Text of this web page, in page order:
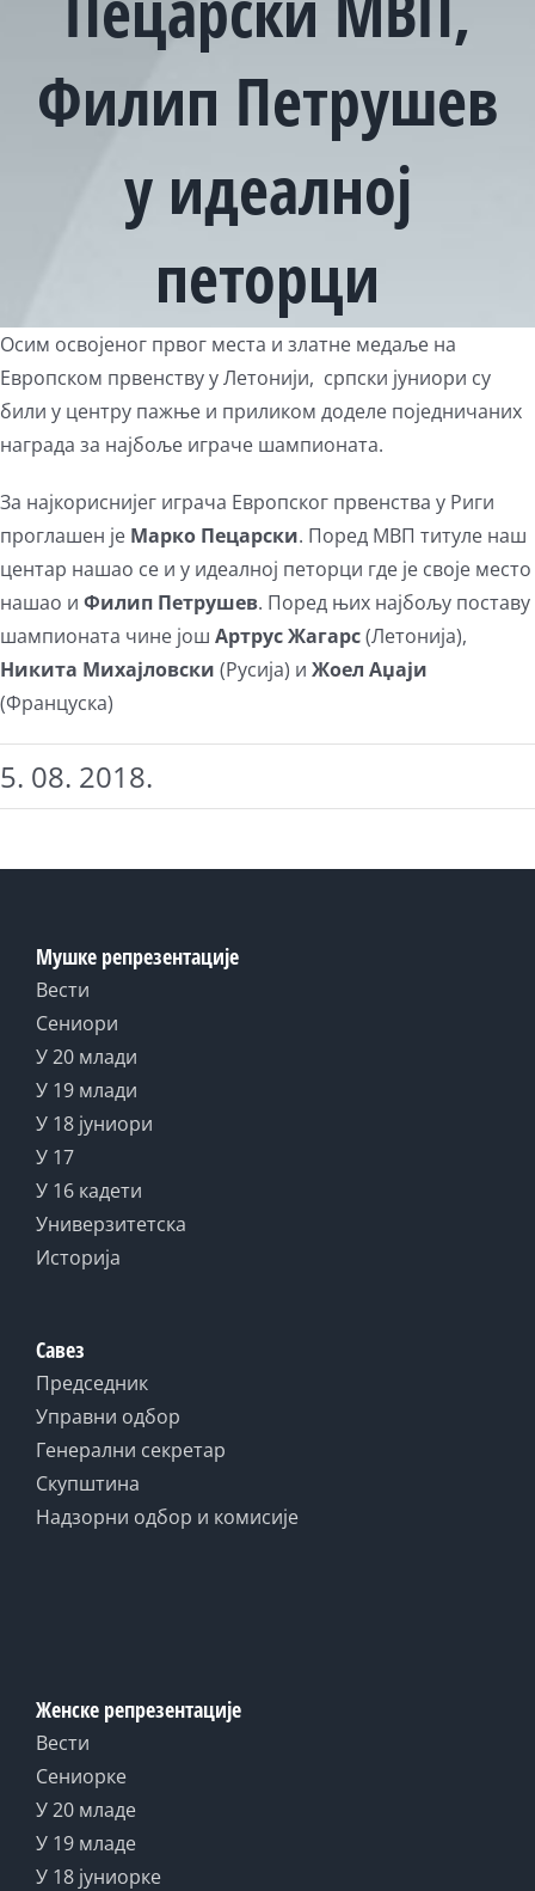
Филип Петрушев
у идеалној
петорци
View
Larger
Image
Осим освојеног првог места и златне медаље на
Европском првенству у Летонији, српски јуниори су
били у центру пажње и приликом доделе поједничаних
награда за најбоље играче шампионата.
За најкориснијег играча Европског првенства у Риги
проглашен је Марко Пецарски. Поред МВП титуле наш
центар нашао се и у идеалној петорци где је своје место
нашао и Филип Петрушев. Поред њих најбољу поставу
шампионата чине још Артрус Жагарс(Летонија),
Никита Михајловски (Русија) и Жоел Аџаји
(Француска)
5. 08. 2018.
Мушке репрезентације
Вести
Сениори
У 20 млади
У 19 млади
У 18 јуниори
У 17
У 16 кадети
Универзитетска
Историја
Савез
Председник
Управни одбор
Генерални секретар
Скупштина
Надзорни одбор и комисије
Женске репрезентације
Вести
Сениорке
У 20 младе
У 19 младе
У 18 јуниорке